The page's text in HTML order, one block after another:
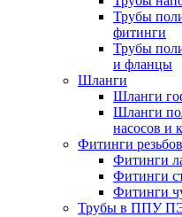
Трубы
фитинги
Трубы
и фланцы
Шланги
Шланги
Шланги
насосов и
Фитинги
Фитинги
Фитинги
Фитинги
Трубы в ППУ ПЭ